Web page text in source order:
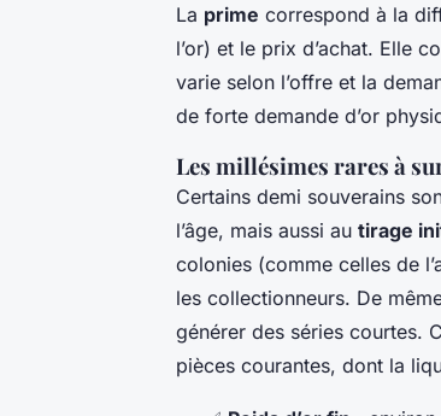
La prime correspond à la
l’or) et le prix d’achat. Elle
varie selon l’offre et la
de forte demande d’or
Les millésimes rares à
Certains demi souverains
l’âge, mais aussi au tirage
colonies (comme celles de
les collectionneurs. De
générer des séries courtes.
pièces courantes, dont la